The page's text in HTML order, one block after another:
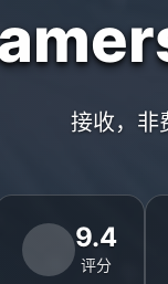
接收，非
9.4
评分